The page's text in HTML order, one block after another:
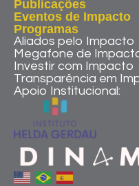
Publicações
Eventos de Impacto
Programas
Aliados pelo Impacto
Megafone de
Investir com Impacto
Transparência em
Apoio Institucional: